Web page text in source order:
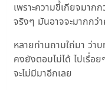
เพราะความขี้เกียจมาก
จริงๆ มันอาจจะมากกว่
หลายท่านถามใถ่มา ว่า
คงยังตอบไม่ได้ ไปเรื่อ
จะไม่มีมาอีกเลย